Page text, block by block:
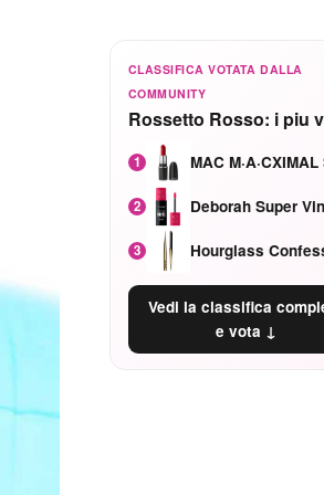
CLASSIFICA VOTATA DALLA
COMMUNITY
Rossetto Rosso: i piu
1
2
3
Vedi la classifica
e vota ↓